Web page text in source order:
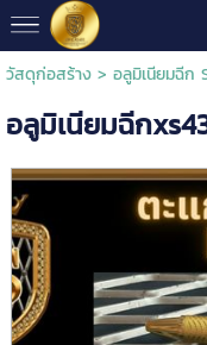
วัสดุก่อสร้าง> อลูมิเนียมฉีก
อลูมิเนียมฉีก